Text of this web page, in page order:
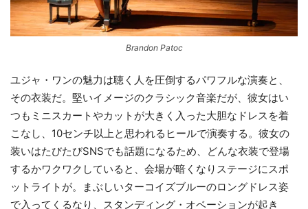
Brandon Patoc
ユジャ・ワンの魅力は聴く人を圧倒するパワフルな演奏と、
その衣装だ。堅いイメージのクラシック音楽だが、彼女はい
つもミニスカートやカットが大きく入った大胆なドレスを着
こなし、10センチ以上と思われるヒールで演奏する。彼女の
装いはたびたびSNSでも話題になるため、どんな衣装で登場
するかワクワクしていると、会場が暗くなりステージにスポ
ットライトが。まぶしいターコイズブルーのロングドレス姿
で入ってくるなり、スタンディング・オベーションが起き